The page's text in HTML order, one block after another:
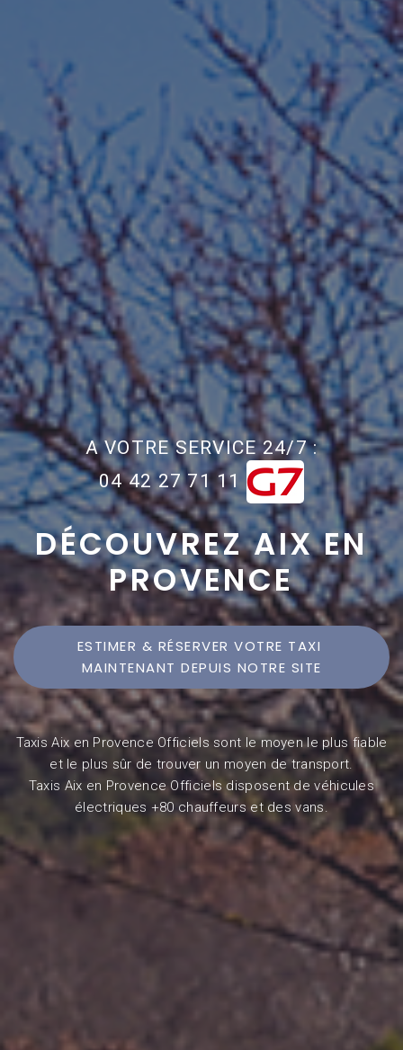
A VOTRE SERVICE 24/7 :
04 42 27 71 11
DÉCOUVREZ AIX EN
PROVENCE
ESTIMER & RÉSERVER VOTRE TAXI
MAINTENANT DEPUIS NOTRE SITE
Taxis Aix en Provence Officiels sont le moyen le plus fiable
et le plus sûr de trouver un moyen de transport.
Taxis Aix en Provence Officiels disposent de véhicules
électriques +80 chauffeurs et des vans.